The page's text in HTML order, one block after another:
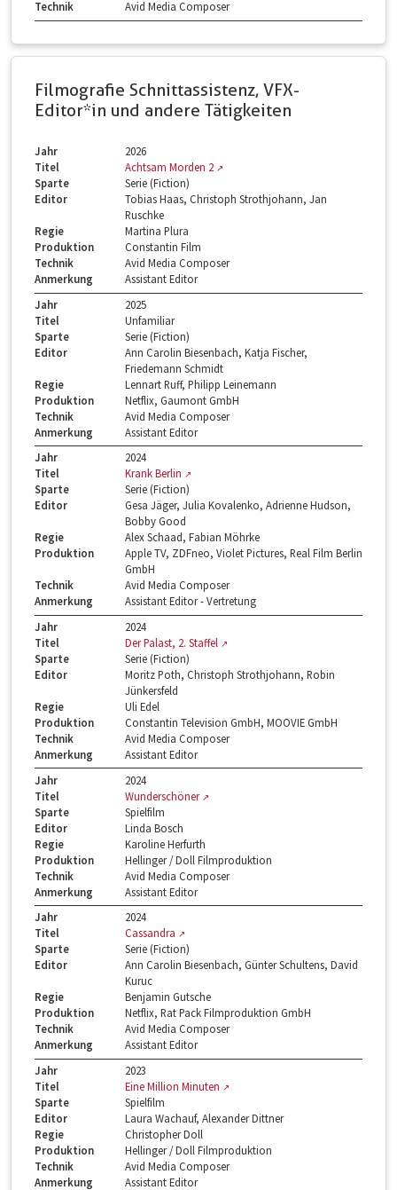
Technik Avid Media Composer
Filmografie Schnittassistenz, VFX-
Editor*in und andere Tätigkeiten
Jahr
2026
Titel
Achtsam Morden 2
Sparte
Serie (Fiction)
Editor
Tobias Haas, Christoph Strothjohann, Jan
Ruschke
Regie
Martina Plura
Produktion
Constantin Film
Technik
Avid Media Composer
Anmerkung
Assistant Editor
Jahr
2025
Titel
Unfamiliar
Sparte
Serie (Fiction)
Editor
Ann Carolin Biesenbach, Katja Fischer,
Friedemann Schmidt
Regie
Lennart Ruff, Philipp Leinemann
Produktion
Netflix, Gaumont GmbH
Technik
Avid Media Composer
Anmerkung
Assistant Editor
Jahr
2024
Titel
Krank Berlin
Sparte
Serie (Fiction)
Editor
Gesa Jäger, Julia Kovalenko, Adrienne Hudson,
Bobby Good
Regie
Alex Schaad, Fabian Möhrke
Produktion
Apple TV, ZDFneo, Violet Pictures, Real Film Berlin
GmbH
Technik
Avid Media Composer
Anmerkung
Assistant Editor - Vertretung
Jahr
2024
Titel
Der Palast, 2. Staffel
Sparte
Serie (Fiction)
Editor
Moritz Poth, Christoph Strothjohann, Robin
Jünkersfeld
Regie
Uli Edel
Produktion
Constantin Television GmbH, MOOVIE GmbH
Technik
Avid Media Composer
Anmerkung
Assistant Editor
Jahr
2024
Titel
Wunderschöner
Sparte
Spielfilm
Editor
Linda Bosch
Regie
Karoline Herfurth
Produktion
Hellinger / Doll Filmproduktion
Technik
Avid Media Composer
Anmerkung
Assistant Editor
Jahr
2024
Titel
Cassandra
Sparte
Serie (Fiction)
Editor
Ann Carolin Biesenbach, Günter Schultens, David
Kuruc
Regie
Benjamin Gutsche
Produktion
Netflix, Rat Pack Filmproduktion GmbH
Technik
Avid Media Composer
Anmerkung
Assistant Editor
Jahr
2023
Titel
Eine Million Minuten
Sparte
Spielfilm
Editor
Laura Wachauf, Alexander Dittner
Regie
Christopher Doll
Produktion
Hellinger / Doll Filmproduktion
Technik
Avid Media Composer
Anmerkung
Assistant Editor